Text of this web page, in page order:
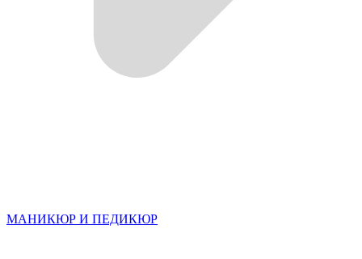
МАНИКЮР И ПЕДИКЮР